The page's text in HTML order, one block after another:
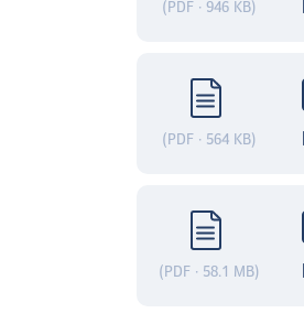
(PDF · 946 KB)
(PDF · 564 KB)
(PDF · 58.1 MB)